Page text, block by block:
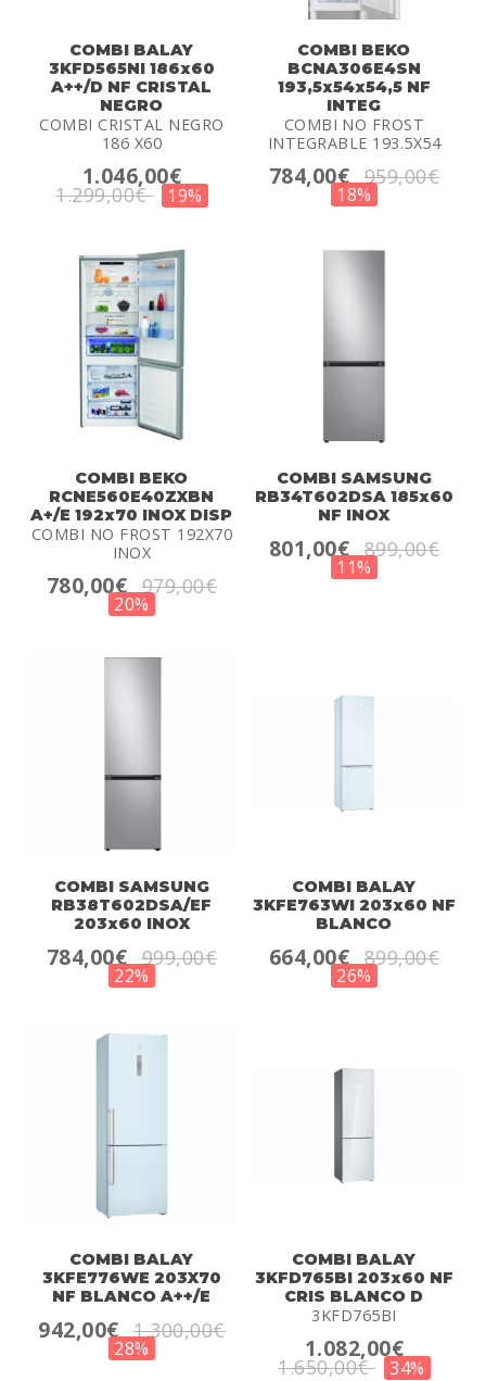
COMBI BALAY
3KFD565NI 186x60
A++/D NF CRISTAL
NEGRO
COMBI CRISTAL NEGRO
186 X60
1.046,00€
1.299,00€ 19%
COMBI BEKO
BCNA306E4SN
193,5x54x54,5 NF
INTEG
COMBI NO FROST
INTEGRABLE 193.5X54
784,00€ 959,00€
18%
COMBI BEKO
RCNE560E40ZXBN
A+/E 192x70 INOX DISP
COMBI NO FROST 192X70
INOX
780,00€ 979,00€
20%
COMBI SAMSUNG
RB34T602DSA 185x60
NF INOX
801,00€ 899,00€
11%
COMBI SAMSUNG
RB38T602DSA/EF
203x60 INOX
784,00€ 999,00€
22%
COMBI BALAY
3KFE763WI 203x60 NF
BLANCO
664,00€ 899,00€
26%
COMBI BALAY
3KFE776WE 203X70
NF BLANCO A++/E
942,00€ 1.300,00€
28%
COMBI BALAY
3KFD765BI 203x60 NF
CRIS BLANCO D
3KFD765BI
1.082,00€
1.650,00€ 34%